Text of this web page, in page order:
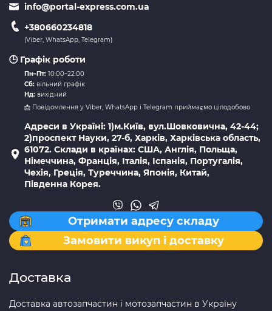
info@portal-express.com.ua
+380660234818
(Viber, WhatsApp, Telegram)
🕒 Графік роботи
Пн–Пт: 10:00–22:00
Сб: вільний графік
Нд: вихідний
📩 Повідомлення у Viber, WhatsApp і Telegram приймаємо цілодобово
Адреси в Україні: 1)м.Київ, вул.Шовковична, 42-44;
2)проспект Науки, 27-б, Харків, Харківська область,
61072. Склади в країнах: США, Англія, Польща,
Німеччина, Франція, Італія, Іспанія, Португалія,
Чехія, Греція, Туреччина, Японія, Китай,
Південна Корея.
Отримати адресу складу
Замовити викуп і доставку
Доставка
Доставка автозапчастин і мотозапчастин в Україну